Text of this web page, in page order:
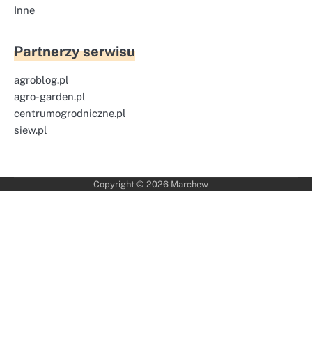
Inne
Partnerzy serwisu
agroblog.pl
agro-garden.pl
centrumogrodniczne.pl
siew.pl
Copyright © 2026 Marchew